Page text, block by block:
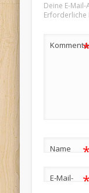
Deine E-
Erforderliche
Name *
E-Mail-
*